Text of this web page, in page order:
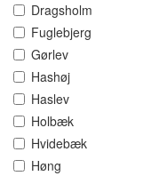
Dragsholm
Fuglebjerg
Gørlev
Hashøj
Haslev
Holbæk
Hvidebæk
Høng